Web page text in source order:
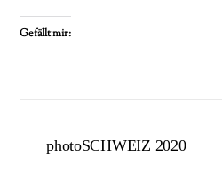
Gefällt mir:
photoSCHWEIZ 2020